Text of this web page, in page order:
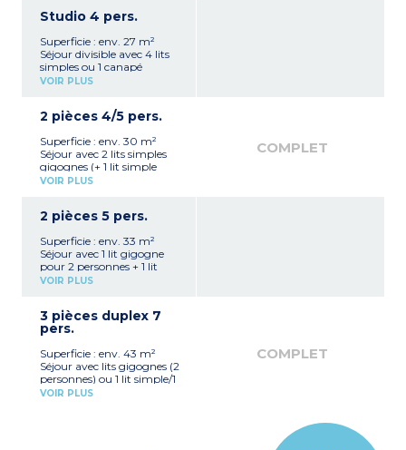
Studio 4 pers.
Superficie : env. 27 m²
Séjour divisible avec 4 lits
simples ou 1 canapé
gigogne et 2 lits simples
lave-vaisselle
Balcon ou rez-de-chaussée
VOIR PLUS
2 pièces 4/5 pers.
Superficie : env. 30 m²
Séjour avec 2 lits simples
gigognes (+ 1 lit simple
pour certains)
+ 1 lit simple
électrique, micro-ondes,
lave-vaisselle
Salle de bains, WC séparé
Balcon ou rez-de-chaussée
VOIR PLUS
COMPLET
2 pièces 5 pers.
Superficie : env. 33 m²
Séjour avec 1 lit gigogne
pour 2 personnes + 1 lit
simple
Kitchenette avec plaque
électrique, micro-ondes,
Salle de bains, WC séparé
Balcon
VOIR PLUS
3 pièces duplex 7
pers.
Superficie : env. 43 m²
Séjour avec lits gigognes (2
personnes) ou 1 lit simple/1
lit mezzanine ouverte
VOIR PLUS
COMPLET